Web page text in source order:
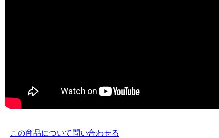
この商品について問い合わせる